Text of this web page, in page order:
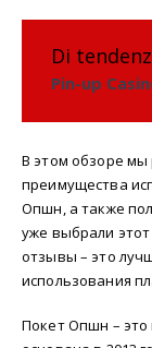
Di
Pin-up
В этом обзоре мы
преимущества
Опшн, а также
уже выбрали
отзывы – это
использования
Покет Опшн –